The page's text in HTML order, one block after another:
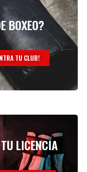
BOXEO?
TU CLUB!
LICENCIA